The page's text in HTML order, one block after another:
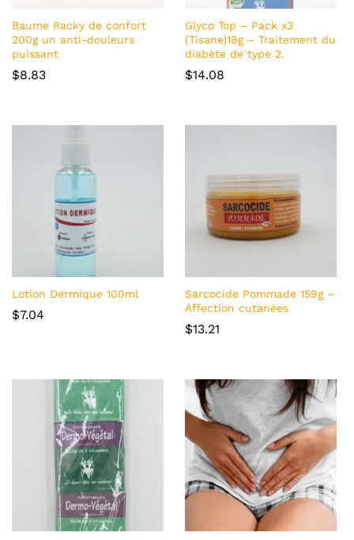
Baume Racky de confort
200g un anti-douleurs
puissant
$8.83
Glyco Top – Pack x3
(Tisane)18g – Traitement du
diabète de type 2.
$14.08
Lotion Dermique 100ml
$7.04
Sarcocide Pommade 159g –
Affection cutanées
$13.21